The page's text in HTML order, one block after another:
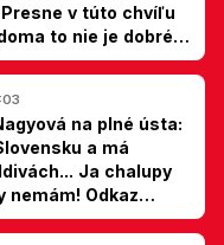
v túto chvíľu
to nie je dobré,
na plné ústa:
a má
Ja chalupy
nemám! Odkaz